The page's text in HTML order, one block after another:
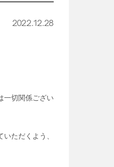
2022.12.28
一切関係ござい
ただくよう、